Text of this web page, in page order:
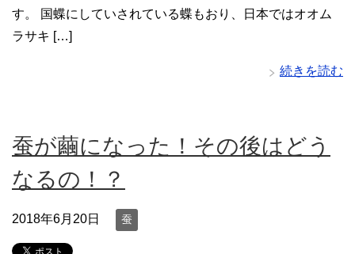
す。 国蝶にしていされている蝶もおり、日本ではオオム
ラサキ […]
続きを読む
蚕が繭になった！その後はどう
なるの！？
2018年6月20日 蚕